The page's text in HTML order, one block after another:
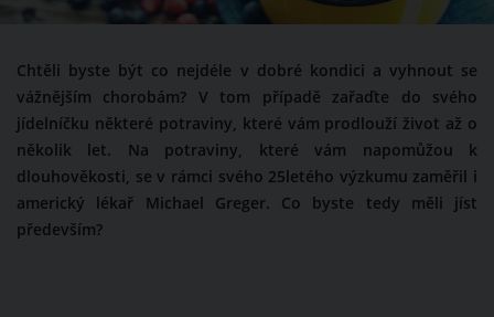
Chtěli byste být co nejdéle v dobré kondici a vyhnout se
vážnějším chorobám? V tom případě zařaďte do svého
jídelníčku některé potraviny, které vám prodlouží život až o
několik let. Na potraviny, které vám napomůžou k
dlouhověkosti, se v rámci svého 25letého výzkumu zaměřil i
americký lékař Michael Greger. Co byste tedy měli jíst
především?